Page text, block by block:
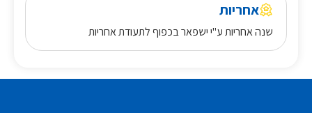
אחריות
שנה אחריות ע"י ישפאר בכפוף לתעודת אחריות